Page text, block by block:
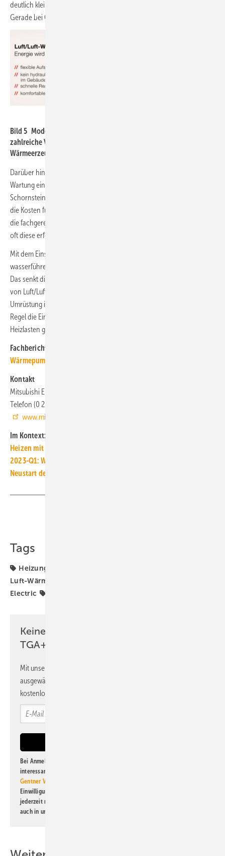
deutlich kleiner ausgelegt bzw. für andere Zwecke genutzt werden.
Gerade bei Gebäuden ohne Keller kann dies von Vorteil sein.
Bild 5 Moderne Luft/Luft-Wärmepumpensysteme bieten
zahlreiche Vorteile und erreichen im Vergleich zu anderen
Wärmeerzeugern eine besonders hohe Energieeffizienz.
Darüber hinaus entstehen keine Kosten für die kontinuierliche
Wartung einer mit Brennstoffen betriebenen Heizung sowie den
Schornsteinfeger. Gegenüber einer Gas-Heizung erübrigen sich auch
die Kosten für einen Gaszähler. Folgekosten entstehen lediglich durch
die fachgerechte Wartung und den Filtertausch der Innengeräte. Wie
oft diese erfolgen sollte, hängt u. a. von der Häufigkeit der Nutzung ab.
Mit dem Einsatz von Luft/Luft-Wärmepumpensystemen kann auf eine
wasserführende Wärmeverteilung und -übergabe verzichtet werden.
Das senkt die Kosten im Neubau spürbar. Durch die hohe Flexibilität
von Luft/Luft-Wärmepumpensystemen ist aber auch die Nach- bzw.
Umrüstung in einem Bestandsgebäude sehr attraktiv, zumal hier in der
Regel die Einsparungen im Betrieb aufgrund höherer spezifischer
Heizlasten größer sind.
Fachberichte mit ähnlichen Themen bündelt das
Wärmepumpe
Kontakt
Mitsubishi Electric, 40882 Ratingen
Telefon (0 21 02) 48 60,
www.mitsubishi-les.de
Im Kontext:
Heizen mit Wärmepumpe ist günstiger als mit Gas-Heizung
2023-Q1: Wärmepumpen-Anfragen bleiben auf hohem Niveau
Neustart der BAFA-Förderung für Luft/Luft-Wärmepumpen
Tags
Heizungsmodernisierung
Luft-Wärmepumpe
Electric
Keine Zeit? Kein Problem mit dem
TGA+E Newsletter!
Mit unserem Newsletter erhalten Sie regelmäßig von uns
ausgewählte Informationen und Neuigkeiten, gebündelt und
kostenlos direkt ins Postfach.
Bei Anmeldung zu diesem Newsletter bin ich damit einverstanden, über
interessante Verlags- und Online-Angebote
Gentner Verlag GmbH & Co. KG
Einwilligung kann ich jederzeit widerrufen und eine Abmeldung ist
jederzeit möglich. Informationen zum Umgang mit Daten finden Sie
auch in unserer